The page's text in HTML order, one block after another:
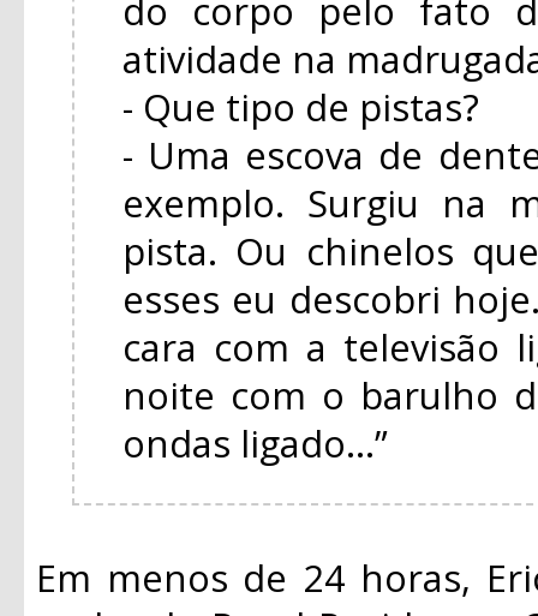
do corpo pelo fato
atividade na
- Que tipo de pistas?
- Uma escova de
exemplo. Surgiu na
pista. Ou chinelos
esses eu descobri
cara com a televisão
noite com o barulho
ondas ligado...”
Em menos de 24 horas,